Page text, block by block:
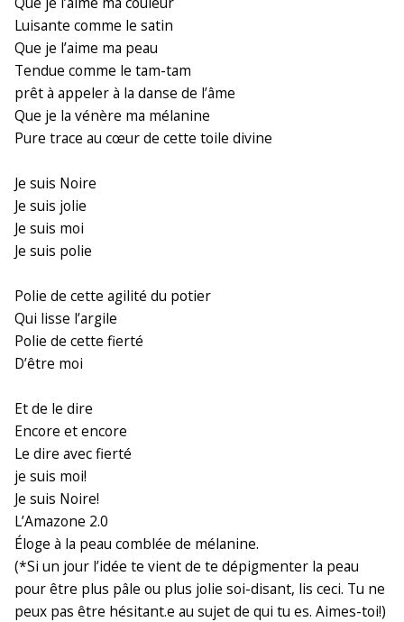
Luisante comme le satin
Que je l’aime ma peau
Tendue comme le tam-tam
prêt à appeler à la danse de l’âme
Que je la vénère ma mélanine
Pure trace au cœur de cette toile divine
Je suis Noire
Je suis jolie
Je suis moi
Je suis polie
Polie de cette agilité du potier
Qui lisse l’argile
Polie de cette fierté
D’être moi
Et de le dire
Encore et encore
Le dire avec fierté
je suis moi!
Je suis Noire!
L’Amazone 2.0
Éloge à la peau comblée de mélanine.
(*Si un jour l’idée te vient de te dépigmenter la peau
pour être plus pâle ou plus jolie soi-disant, lis ceci. Tu ne
peux pas être hésitant.e au sujet de qui tu es. Aimes-toi!)